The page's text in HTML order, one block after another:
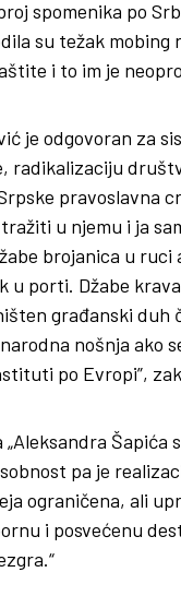
spomenika po
su težak mobing
i to im je
je odgovoran za
radikalizaciju
pravoslavna
u njemu i ja
brojanica u ruci
u porti. Džabe
građanski duh
nošnja ako
po Evropi”,
„Aleksandra Šapića
pa je
ograničena, ali
i posvećenu